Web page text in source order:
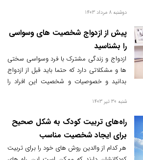
های جالبی در مورد ترجیحات و ارزش های شما
دوشنبه 8 مرداد 1403
پیش از ازدواج شخصیت های وسواسی
را بشناسید
ازدواج و زندگی مشترک با فرد وسواسی سختی
ها و مشکلاتی دارد که حتما باید قبل از ازدواج
بدانید و خصوصیات و شخصیت این افراد را
شنبه 30 تیر 1403
راه‌های تربیت کودک به شکل صحیح
برای ایجاد شخصیت مناسب
هر کدام از والدین روش های خود را برای تربیت